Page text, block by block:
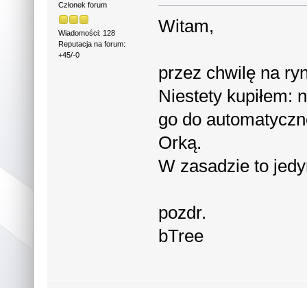
Członek forum
Wiadomości: 128
Reputacja na forum:
+45/-0
Witam,
przez chwilę na
Niestety kupiłem:
go do
Orką.
W zasadzie to
pozdr.
bTree